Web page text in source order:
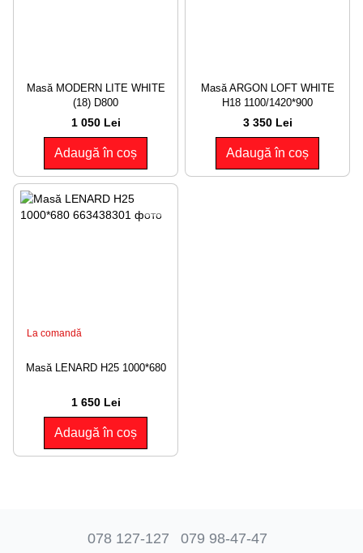
Masă MODERN LITE WHITE
(18) D800
1 050 Lei
Adaugă în coș
Masă ARGON LOFT WHITE
H18 1100/1420*900
3 350 Lei
Adaugă în coș
La comandă
Masă LENARD H25 1000*680
1 650 Lei
Adaugă în coș
078 127-127 079 98-47-47